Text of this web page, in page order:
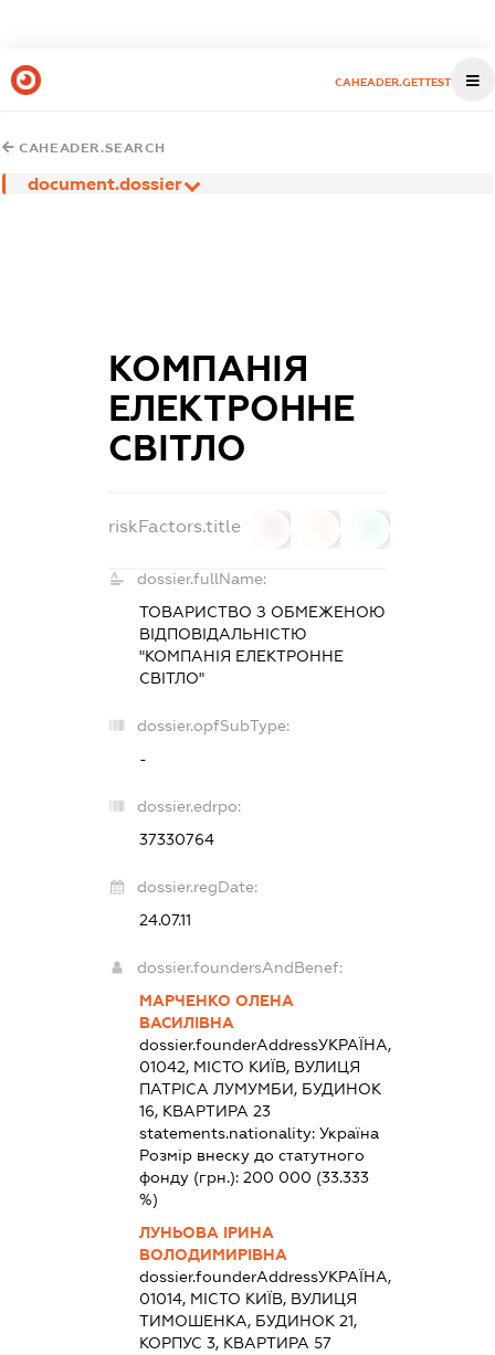
CAHEADER.GETTEST
CAHEADER.SEARCH
document.dossier
КОМПАНІЯ
ЕЛЕКТРОННЕ
СВІТЛО
riskFactors.title
dossier.fullName:
ТОВАРИСТВО З ОБМЕЖЕНОЮ
ВІДПОВІДАЛЬНІСТЮ
"КОМПАНІЯ ЕЛЕКТРОННЕ
СВІТЛО"
dossier.opfSubType:
-
dossier.edrpo:
37330764
dossier.regDate:
24.07.11
dossier.foundersAndBenef:
МАРЧЕНКО ОЛЕНА
ВАСИЛІВНА
dossier.founderAddressУКРАЇНА,
01042, МІСТО КИЇВ, ВУЛИЦЯ
ПАТРІСА ЛУМУМБИ, БУДИНОК
16, КВАРТИРА 23
statements.nationality:Україна
Розмір внеску до статутного
фонду (грн.):200 000 (33.333
%)
ЛУНЬОВА ІРИНА
ВОЛОДИМИРІВНА
dossier.founderAddressУКРАЇНА,
01014, МІСТО КИЇВ, ВУЛИЦЯ
ТИМОШЕНКА, БУДИНОК 21,
КОРПУС 3, КВАРТИРА 57